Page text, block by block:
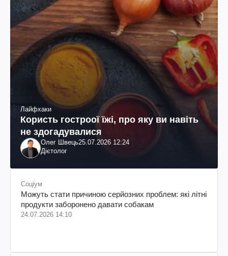
Лайфхаки
Користь гостроої їжі, про яку ви навіть
не здогадувалися
Олег Швець25.07.2026 12:24
Дієтолог
Соціум
Можуть стати причиною серйозних проблем: які літні
продукти заборонено давати собакам
24.07.2026 14:10